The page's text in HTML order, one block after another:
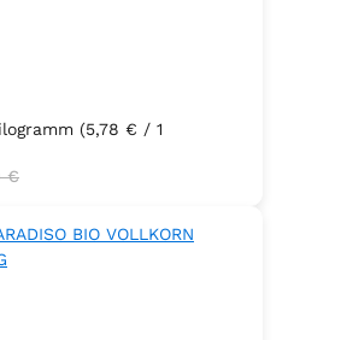
(5,78 € / 1
Preis:
€